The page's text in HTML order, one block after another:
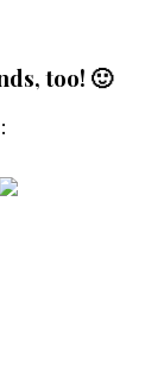
too! 🙂